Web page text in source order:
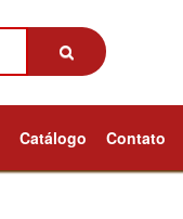
Catálogo Contato